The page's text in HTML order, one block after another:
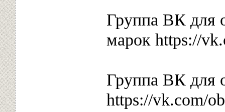
Группа ВК для
марок https://
Группа ВК для
https://vk.com/